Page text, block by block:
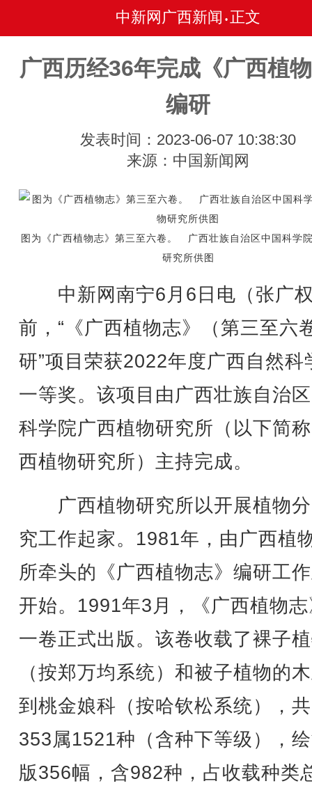
中新网广西新闻 • 正文
广西历经36年完成《广西植
编研
发表时间：2023-06-07 10:38:30
来源：中国新闻网
图为《广西植物志》第三至六卷。 广西壮族自治区中国科学
研究所供图
中新网南宁6月6日电（张广
前，“《广西植物志》（第三至六
研”项目荣获2022年度广西自然科
一等奖。该项目由广西壮族自治
科学院广西植物研究所（以下简
西植物研究所）主持完成。
广西植物研究所以开展植物
究工作起家。1981年，由广西植
所牵头的《广西植物志》编研工
开始。1991年3月，《广西植物
一卷正式出版。该卷收载了裸子
（按郑万均系统）和被子植物的
到桃金娘科（按哈钦松系统），
353属1521种（含种下等级），
版356幅，含982种，占收载种类